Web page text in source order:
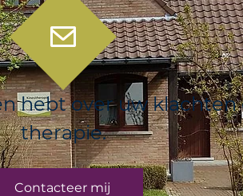
hebt over uw klachten
therapie.
Contacteer mij